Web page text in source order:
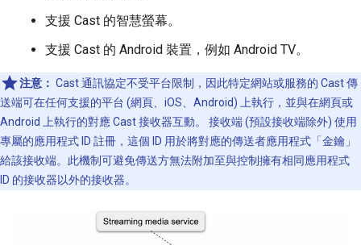
支援 Cast 的智慧螢幕。
支援 Cast 的 Android 裝置，例如 Android TV。
注意： Cast 通訊協定不受平台限制，因此特定網站或服務的 Cast 傳
送端可在任何支援的平台 (網頁、iOS、Android) 上執行，並與在網頁或
Android 上執行的對應 Cast 接收器互動。 接收端 (預設接收端除外) 使用
專屬的應用程式 ID 註冊，這個 ID 用於將對應的傳送者應用程式「金鑰」
給該接收端。此機制可避免傳送方無法附加至與控制擁有相同應用程式
ID 的接收器以外的接收器。